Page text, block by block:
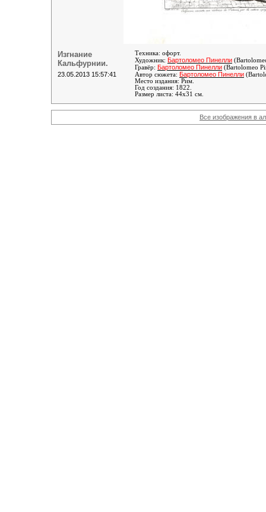
Изгнание
Кальфурнии.
23.05.2013 15:57:41
Техника: офорт.
Художник: Бартоломео Пинелли
Гравёр: Бартоломео Пинелли (Bartolomeo
Автор сюжета: Бартоломео Пинелли
Место издания: Рим.
Год создания: 1822.
Размер листа: 44х31 см.
Все изображения в